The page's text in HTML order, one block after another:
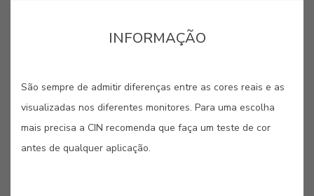
IS
LIGA-TE AO MUNDO DO SURF
Junta-te a nós
Subscrever
INFORMAÇÃO
São sempre de admitir diferenças entre as cores reais e as
visualizadas nos diferentes monitores. Para uma escolha
mais precisa a CIN recomenda que faça um teste de cor
antes de qualquer aplicação.